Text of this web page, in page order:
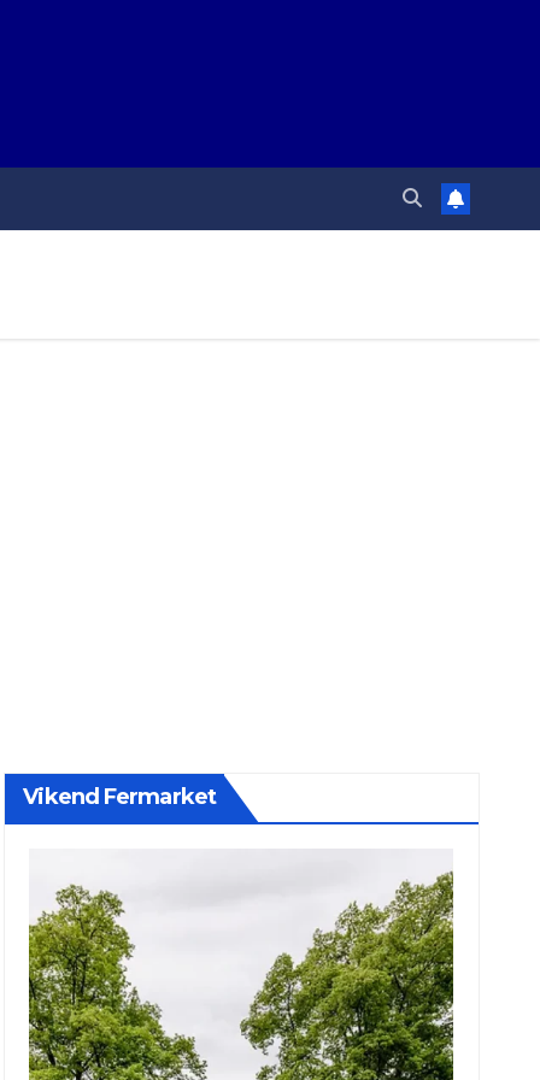
Vikend Fermarket